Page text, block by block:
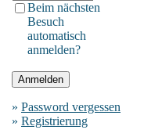
Beim nächsten
Besuch
automatisch
anmelden?
» Password vergessen
» Registrierung